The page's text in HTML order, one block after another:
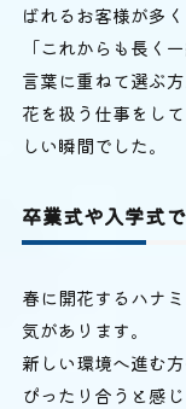
ばれるお客様が多
「これからも長く
言葉に重ねて選ぶ
花を扱う仕事をし
しい瞬間でした。
卒業式や入学式
春に開花するハナ
気があります。
新しい環境へ進む
ぴったり合うと感